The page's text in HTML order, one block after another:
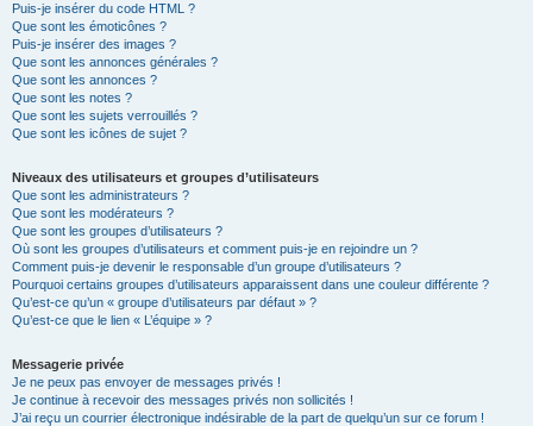
Puis-je insérer du code HTML ?
Que sont les émoticônes ?
Puis-je insérer des images ?
Que sont les annonces générales ?
Que sont les annonces ?
Que sont les notes ?
Que sont les sujets verrouillés ?
Que sont les icônes de sujet ?
Niveaux des utilisateurs et groupes d’utilisateurs
Que sont les administrateurs ?
Que sont les modérateurs ?
Que sont les groupes d’utilisateurs ?
Où sont les groupes d’utilisateurs et comment puis-je en rejoindre un ?
Comment puis-je devenir le responsable d’un groupe d’utilisateurs ?
Pourquoi certains groupes d’utilisateurs apparaissent dans une couleur différente ?
Qu’est-ce qu’un « groupe d’utilisateurs par défaut » ?
Qu’est-ce que le lien « L’équipe » ?
Messagerie privée
Je ne peux pas envoyer de messages privés !
Je continue à recevoir des messages privés non sollicités !
J’ai reçu un courrier électronique indésirable de la part de quelqu’un sur ce forum !